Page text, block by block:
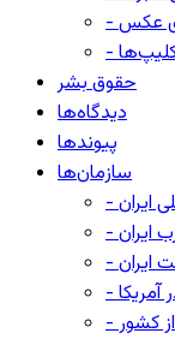
عکس
حقوق بشر
دیدگاه‌ها
پیوندها
سازمان‌ها
ایران
ایران
ایران
آمریکا
کشور